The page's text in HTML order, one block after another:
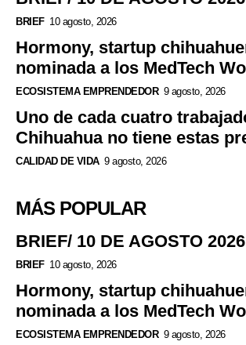
BRIEF 10 agosto, 2026
Hormony, startup
nominada a los MedTech
ECOSISTEMA EMPRENDEDOR 9 agosto, 2026
Uno de cada cuatro
Chihuahua no tiene estas
CALIDAD DE VIDA 9 agosto, 2026
MÁS POPULAR
BRIEF/ 10 DE AGOSTO 2026
BRIEF 10 agosto, 2026
Hormony, startup
nominada a los MedTech
ECOSISTEMA EMPRENDEDOR 9 agosto, 2026